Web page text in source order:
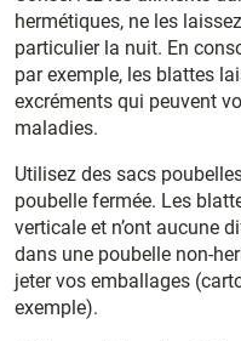
hermétiques, ne les
particulier la nuit. En
par exemple, les blattes
excréments qui peuvent
maladies.
Utilisez des sacs
poubelle fermée. Les
verticale et n’ont aucune
dans une poubelle non-
jeter vos emballages
exemple).